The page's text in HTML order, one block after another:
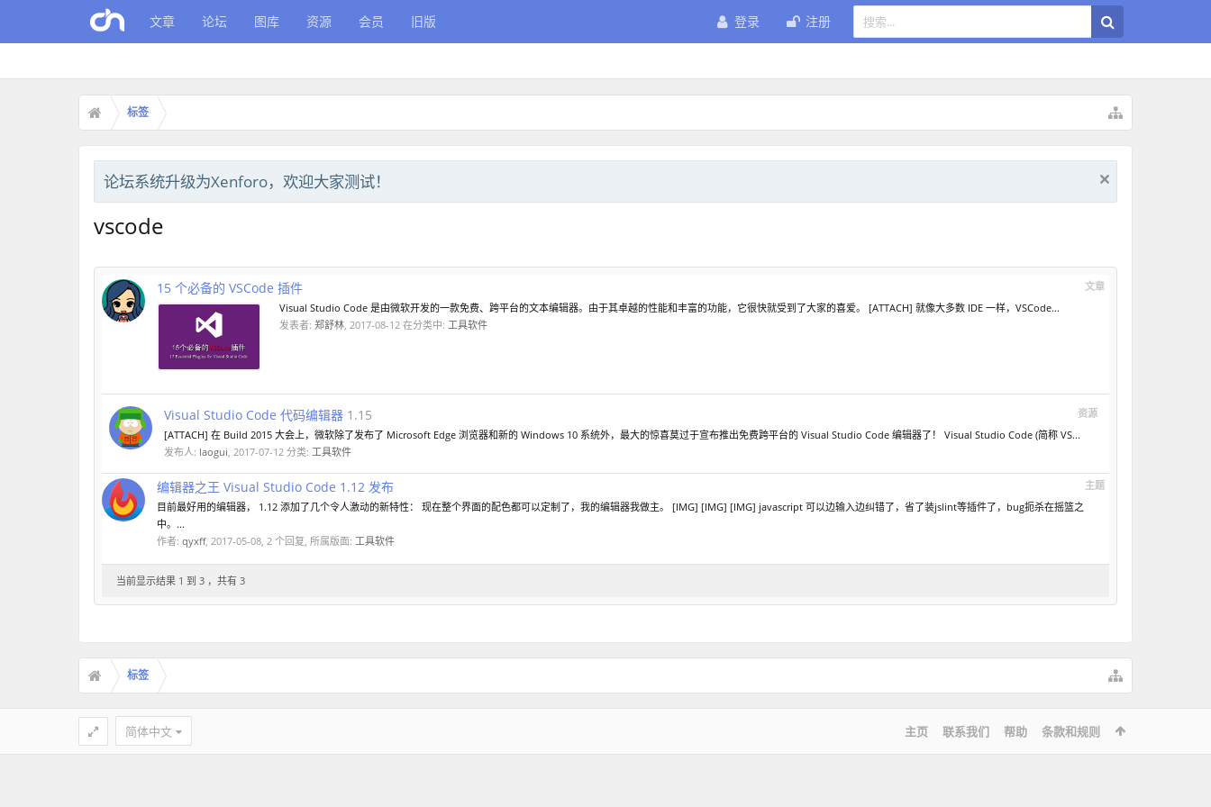
文章 论坛 图库 资源 会员 旧版 登录 注册
标签
论坛系统升级为Xenforo，欢迎大家测试！
vscode
文章
15 个必备的 VSCode 插件
Visual Studio Code 是由微软开发的一款免费、跨平台的文本编辑器。由于其卓越的性能和丰富的功能，它很快就受到了大家的喜爱。 [ATTACH] 就像大多数 IDE 一样，VSCode...
发表者: 郑舒林, 2017-08-12 在分类中: 工具软件
资源
Visual Studio Code 代码编辑器 1.15
[ATTACH] 在 Build 2015 大会上，微软除了发布了 Microsoft Edge 浏览器和新的 Windows 10 系统外，最大的惊喜莫过于宣布推出免费跨平台的 Visual Studio Code 编辑器了！ Visual Studio Code (简称 VS...
发布人: laogui, 2017-07-12 分类: 工具软件
主题
编辑器之王 Visual Studio Code 1.12 发布
目前最好用的编辑器， 1.12 添加了几个令人激动的新特性： 现在整个界面的配色都可以定制了，我的编辑器我做主。 [IMG] [IMG] [IMG] javascript 可以边输入边纠错了，省了装jslint等插件了，bug扼杀在摇篮之
中。...
作者: qyxff, 2017-05-08, 2 个回复, 所属版面: 工具软件
当前显示结果 1 到 3 ，共有 3
标签
简体中文 主页 联系我们 帮助 条款和规则